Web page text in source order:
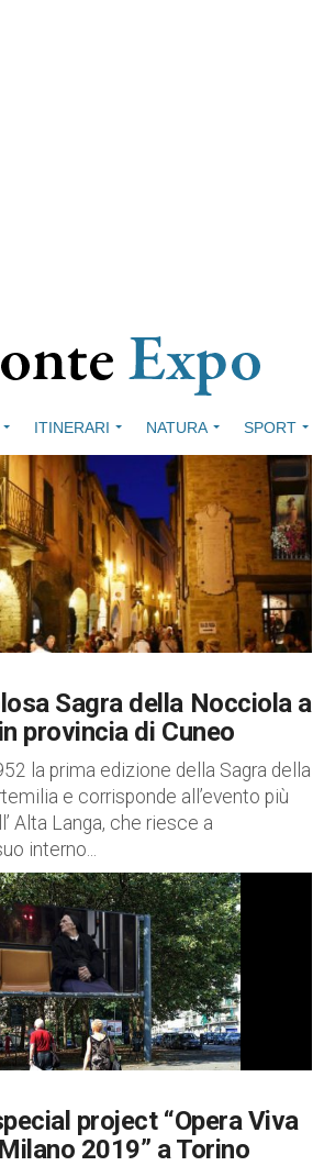
ITINERARI NATURA SPORT
Sagra della Nocciola a
provincia di Cuneo
la prima edizione della Sagra della
e corrisponde all’evento più
Alta Langa, che riesce a
interno...
project “Opera Viva
2019” a Torino